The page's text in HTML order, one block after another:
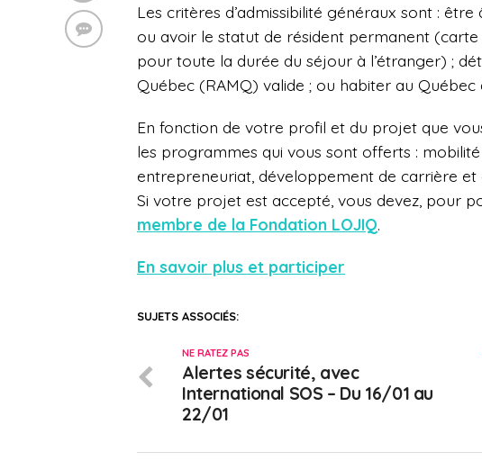
Les critères d’admissibilité généraux sont :
ou avoir le statut de résident permanent
pour toute la durée du séjour à l’étranger) ;
Québec (RAMQ) valide ; ou habiter au Québec
En fonction de votre profil et du projet que
les programmes qui vous sont offerts :
entrepreneuriat, développement de carrière
Si votre projet est accepté, vous devez, pour
membre de la Fondation LOJIQ.
En savoir plus et participer
SUJETS ASSOCIÉS:
NE RATEZ PAS
Alertes sécurité, avec
International SOS – Du 16/01 au
22/01